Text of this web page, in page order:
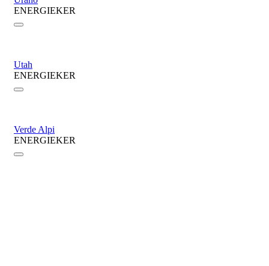
ENERGIEKER
Utah
ENERGIEKER
Verde Alpi
ENERGIEKER